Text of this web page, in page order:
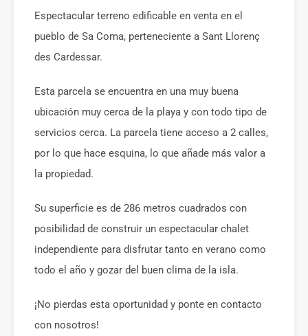
Espectacular terreno edificable en venta en el
pueblo de Sa Coma, perteneciente a Sant Llorenç
des Cardessar.
Esta parcela se encuentra en una muy buena
ubicación muy cerca de la playa y con todo tipo de
servicios cerca. La parcela tiene acceso a 2 calles,
por lo que hace esquina, lo que añade más valor a
la propiedad.
Su superficie es de 286 metros cuadrados con
posibilidad de construir un espectacular chalet
independiente para disfrutar tanto en verano como
todo el año y gozar del buen clima de la isla.
¡No pierdas esta oportunidad y ponte en contacto
con nosotros!